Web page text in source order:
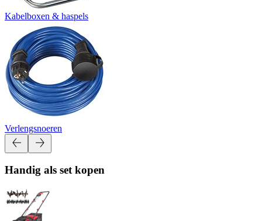
Kabelboxen & haspels
Verlengsnoeren
Handig als set kopen